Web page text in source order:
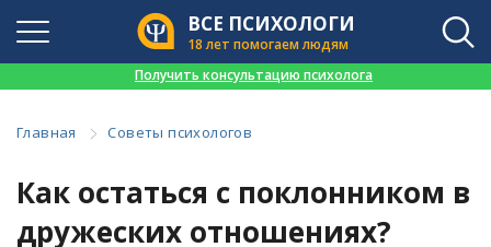
ВСЕ ПСИХОЛОГИ
18 лет помогаем людям
Получить консультацию психолога
Главная Советы психологов
Как остаться с поклонником в
дружеских отношениях?